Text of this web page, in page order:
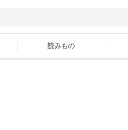
読みもの